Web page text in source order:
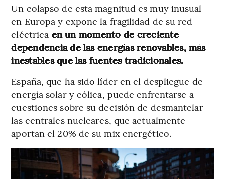
Un colapso de esta magnitud es muy inusual
en Europa y expone la fragilidad de su red
eléctrica en un momento de creciente
dependencia de las energías renovables, más
inestables que las fuentes tradicionales.
España, que ha sido líder en el despliegue de
energía solar y eólica, puede enfrentarse a
cuestiones sobre su decisión de desmantelar
las centrales nucleares, que actualmente
aportan el 20% de su mix energético.